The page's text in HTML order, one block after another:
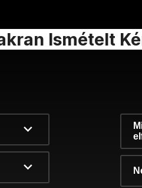
Ismételt